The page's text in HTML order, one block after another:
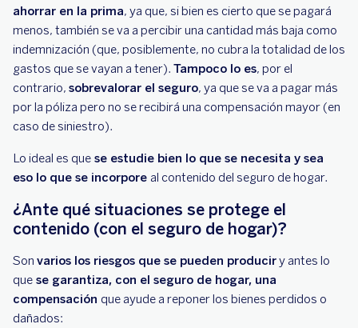
ahorrar en la prima, ya que, si bien es cierto que se pagará
menos, también se va a percibir una cantidad más baja como
indemnización (que, posiblemente, no cubra la totalidad de los
gastos que se vayan a tener). Tampoco lo es, por el
contrario, sobrevalorar el seguro, ya que se va a pagar más
por la póliza pero no se recibirá una compensación mayor (en
caso de siniestro).
Lo ideal es que se estudie bien lo que se necesita y sea
eso lo que se incorpore al contenido del seguro de hogar.
¿Ante qué situaciones se protege el
contenido (con el seguro de hogar)?
Son varios los riesgos que se pueden produciry antes lo
que se garantiza, con el seguro de hogar, una
compensación que ayude a reponer los bienes perdidos o
dañados: